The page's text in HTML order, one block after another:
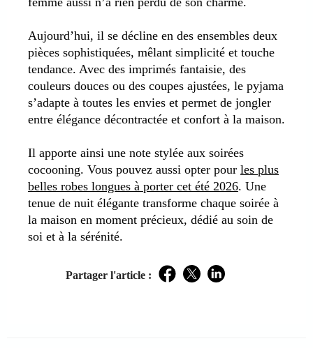
Aujourd’hui, il se décline en des ensembles deux
pièces sophistiquées, mêlant simplicité et touche
tendance. Avec des imprimés fantaisie, des
couleurs douces ou des coupes ajustées, le pyjama
s’adapte à toutes les envies et permet de jongler
entre élégance décontractée et confort à la maison.
Il apporte ainsi une note stylée aux soirées
cocooning. Vous pouvez aussi opter pour les plus
belles robes longues à porter cet été 2026. Une
tenue de nuit élégante transforme chaque soirée à
la maison en moment précieux, dédié au soin de
soi et à la sérénité.
Partager l'article : Facebook
TwitterLinkedIn